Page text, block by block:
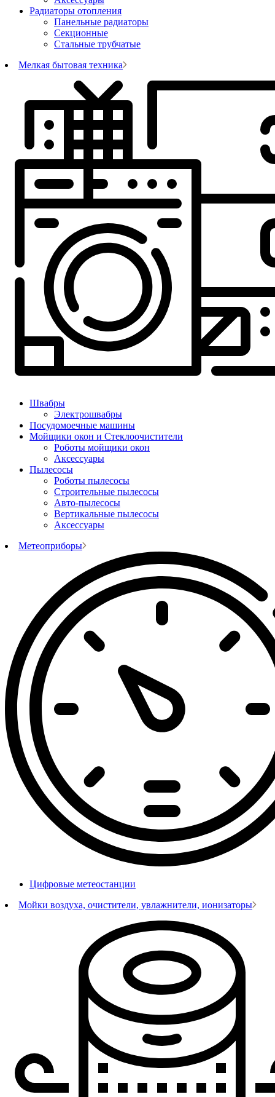
Радиаторы отопления
Панельные радиаторы
Секционные
Стальные трубчатые
Мелкая бытовая техника
Швабры
Электрошвабры
Посудомоечные машины
Мойщики окон и Стеклоочистители
Роботы мойщики окон
Аксессуары
Пылесосы
Роботы пылесосы
Строительные пылесосы
Авто-пылесосы
Вертикальные пылесосы
Аксессуары
Метеоприборы
Цифровые метеостанции
Мойки воздуха, очистители, увлажнители, ионизаторы